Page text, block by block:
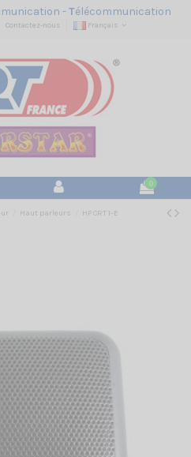
-Télécommunication
Contactez-nous Français
0
Haut parleurs HP CRT 1-E